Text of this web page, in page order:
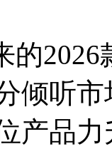
2026
倾听
产品